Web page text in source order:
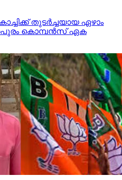
തുടര്‍ച്ചയായ ഏഴാം
കൊമ്പന്‍സ് ഏക